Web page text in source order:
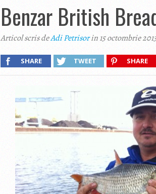
Benzar British
Articol scris deAdi Petrisorin 15 octombrie
SHARE TWEET SHARE